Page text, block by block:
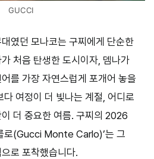
GUCCI
였던 모나코는 구찌에게 단순한
처음 탄생한 도시이자, 뎀나가
를 가장 자연스럽게 포개어 놓을
여정이 더 빛나는 계절, 어디로
더 중요한 여름. 구찌의 2026
로(Gucci Monte Carlo)’는 그
로 포착했습니다.